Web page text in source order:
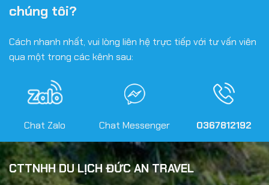
chúng tôi?
Cách nhanh nhất, vui lòng liên hệ trực tiếp với tư vấn viên
qua một trong các kênh sau:
Chat Zalo Chat Messenger 0367812192
CTTNHH DU LỊCH ĐỨC AN TRAVEL